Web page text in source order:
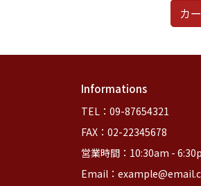
カ
Informations
TEL：09-87654321
FAX：02-22345678
営業時間：10:30am -
Email：